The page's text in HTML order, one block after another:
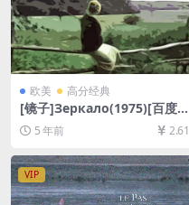
欧美 高分经典
[镜子]Зеркало(1975)[百度网
盘+夸克网盘+迅雷云盘资源10
80P超清未删减][MP4/6.9GB]
[中文字幕]
5 年前 2.61
VIP